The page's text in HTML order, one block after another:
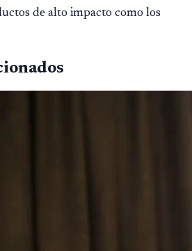
de alto impacto como los